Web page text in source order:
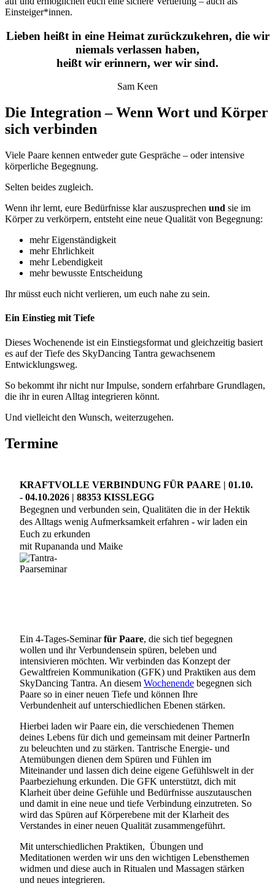
Einsteiger*innen.
Lieben heißt in eine Heimat zurückzukehren, die wir
niemals verlassen haben,
heißt wir erinnern, wer wir sind.
Sam Keen
Die Integration – Wenn Wort und Körper
sich verbinden
Viele Paare kennen entweder gute Gespräche – oder intensive
körperliche Begegnung.
Selten beides zugleich.
Wenn ihr lernt, eure Bedürfnisse klar auszusprechen und sie im
Körper zu verkörpern, entsteht eine neue Qualität von Begegnung:
mehr Eigenständigkeit
mehr Ehrlichkeit
mehr Lebendigkeit
mehr bewusste Entscheidung
Ihr müsst euch nicht verlieren, um euch nahe zu sein.
Ein Einstieg mit Tiefe
Dieses Wochenende ist ein Einstiegsformat und gleichzeitig basiert
es auf der Tiefe des SkyDancing Tantra gewachsenem
Entwicklungsweg.
So bekommt ihr nicht nur Impulse, sondern erfahrbare Grundlagen,
die ihr in euren Alltag integrieren könnt.
Und vielleicht den Wunsch, weiterzugehen.
Termine
KRAFTVOLLE VERBINDUNG FÜR PAARE | 01.10.
- 04.10.2026 | 88353 KISSLEGG
Begegnen und verbunden sein, Qualitäten die in der Hektik
des Alltags wenig Aufmerksamkeit erfahren - wir laden ein
Euch zu erkunden
mit Rupananda und Maike
Ein 4-Tages-Seminarfür Paare, die sich tief begegnen
wollen und ihr Verbundensein spüren, beleben und
intensivieren möchten. Wir verbinden das Konzept der
Gewaltfreien Kommunikation (GFK) und Praktiken aus dem
SkyDancing Tantra. An diesem Wochenende begegnen sich
Paare so in einer neuen Tiefe und können Ihre
Verbundenheit auf unterschiedlichen Ebenen stärken.
Hierbei laden wir Paare ein, die verschiedenen Themen
deines Lebens für dich und gemeinsam mit deiner PartnerIn
zu beleuchten und zu stärken. Tantrische Energie- und
Atemübungen dienen dem Spüren und Fühlen im
Miteinander und lassen dich deine eigene Gefühlswelt in der
Paarbeziehung erkunden. Die GFK unterstützt, dich mit
Klarheit über deine Gefühle und Bedürfnisse auszutauschen
und damit in eine neue und tiefe Verbindung einzutreten. So
wird das Spüren auf Körperebene mit der Klarheit des
Verstandes in einer neuen Qualität zusammengeführt.
Mit unterschiedlichen Praktiken, Übungen und
Meditationen werden wir uns den wichtigen Lebensthemen
widmen und diese auch in Ritualen und Massagen stärken
und neues integrieren.